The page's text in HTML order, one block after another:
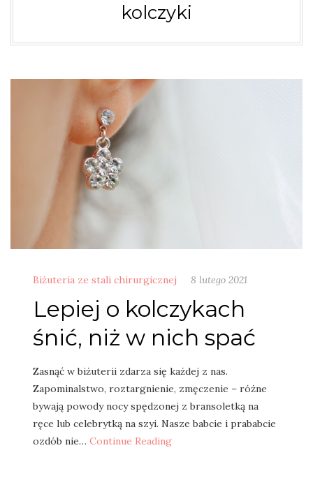
kolczyki
Biżuteria ze stali chirurgicznej 8 lutego 2021
Lepiej o kolczykach
śnić, niż w nich spać
Zasnąć w biżuterii zdarza się każdej z nas.
Zapominalstwo, roztargnienie, zmęczenie – różne
bywają powody nocy spędzonej z bransoletką na
ręce lub celebrytką na szyi. Nasze babcie i prababcie
ozdób nie… Continue Reading